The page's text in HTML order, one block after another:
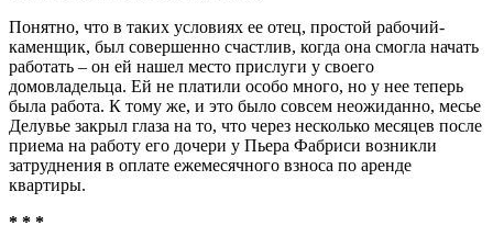
Понятно, что в таких условиях ее отец, простой рабочий-
каменщик, был совершенно счастлив, когда она смогла начать
работать – он ей нашел место прислуги у своего
домовладельца. Ей не платили особо много, но у нее теперь
была работа. К тому же, и это было совсем неожиданно, месье
Делувье закрыл глаза на то, что через несколько месяцев после
приема на работу его дочери у Пьера Фабриси возникли
затруднения в оплате ежемесячного взноса по аренде
квартиры.
* * *